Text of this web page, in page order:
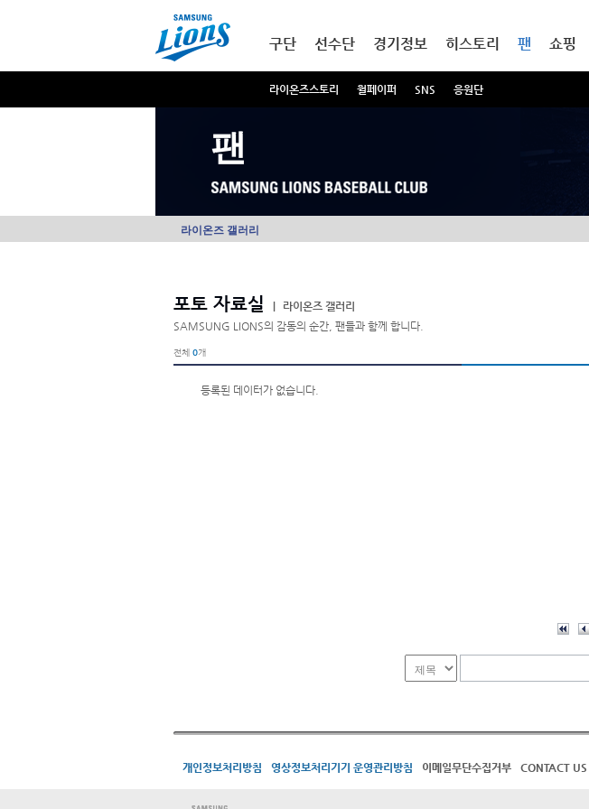
구단 선수단 경기정보 히스토리 팬
라이온즈스토리 월페이퍼 SNS 응원단
쇼핑
팬
라이온즈 갤러리
포토 자료실
라이온즈 갤러리
SAMSUNG LIONS의 감동의 순간, 팬들과 함께 합니다.
전체 0개
등록된 데이터가 없습니다.
개인정보처리방침 영상정보처리기기 운영관리방침 이메일무단수집거부 CONTACT US